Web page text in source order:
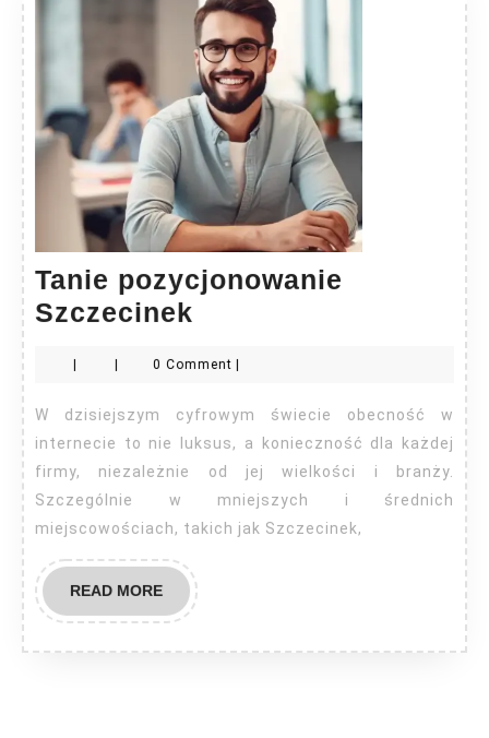
Tanie pozycjonowanie
Szczecinek
Szczecinek
0 Comment
W dzisiejszym cyfrowym świecie obecność w
internecie to nie luksus, a konieczność dla każdej
firmy, niezależnie od jej wielkości i branży.
Szczególnie w mniejszych i średnich
miejscowościach, takich jak Szczecinek,
READ MOREREAD
MORE